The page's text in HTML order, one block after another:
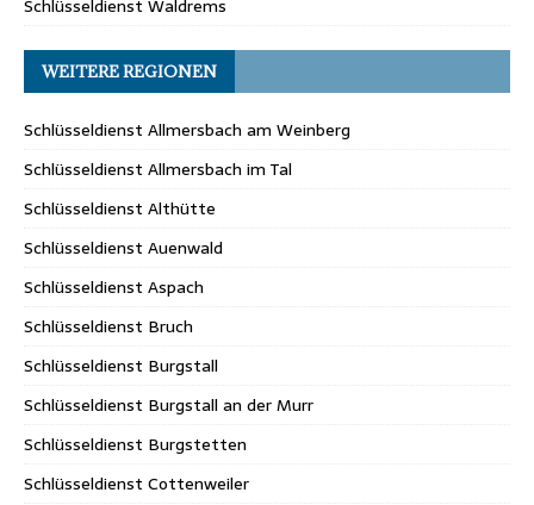
Schlüsseldienst Waldrems
WEITERE REGIONEN
Schlüsseldienst Allmersbach am Weinberg
Schlüsseldienst Allmersbach im Tal
Schlüsseldienst Althütte
Schlüsseldienst Auenwald
Schlüsseldienst Aspach
Schlüsseldienst Bruch
Schlüsseldienst Burgstall
Schlüsseldienst Burgstall an der Murr
Schlüsseldienst Burgstetten
Schlüsseldienst Cottenweiler